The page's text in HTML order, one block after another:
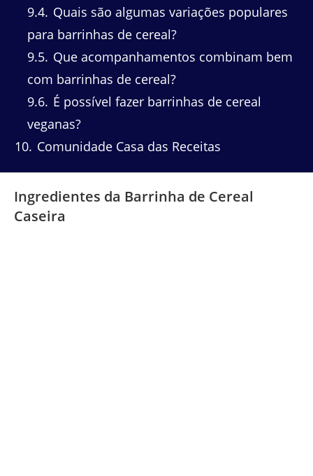
9.4 Quais são algumas variações populares
para barrinhas de cereal?
9.5 Que acompanhamentos combinam bem
com barrinhas de cereal?
9.6 É possível fazer barrinhas de cereal
veganas?
10 Comunidade Casa das Receitas
Ingredientes da Barrinha de Cereal
Caseira